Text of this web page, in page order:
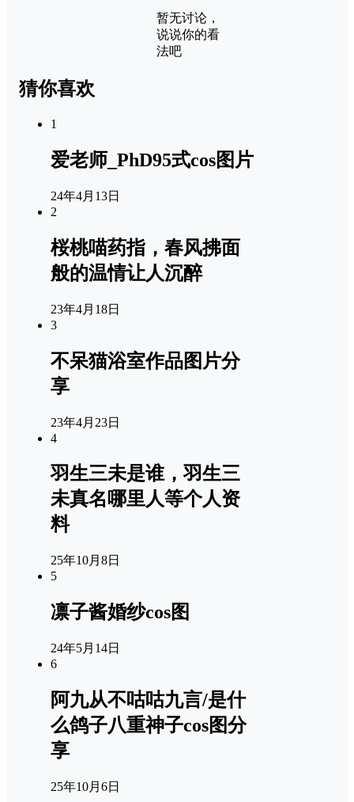
暂无讨论，
说说你的看
法吧
猜你喜欢
1
爱老师_PhD95式cos图片
24年4月13日
2
桜桃喵药指，春风拂面
般的温情让人沉醉
23年4月18日
3
不呆猫浴室作品图片分
享
23年4月23日
4
羽生三未是谁，羽生三
未真名哪里人等个人资
料
25年10月8日
5
凛子酱婚纱cos图
24年5月14日
6
阿九从不咕咕九言/是什
么鸽子八重神子cos图分
享
25年10月6日